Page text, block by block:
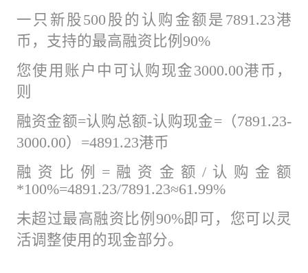
一只新股500股的认购金额是7891.23港
币，支持的最高融资比例90%
您使用账户中可认购现金3000.00港币，
则
融资金额=认购总额-认购现金=（7891.23-
3000.00）=4891.23港币
融资比例=融资金额/认购金额
*100%=4891.23/7891.23≈61.99%
未超过最高融资比例90%即可，您可以灵
活调整使用的现金部分。